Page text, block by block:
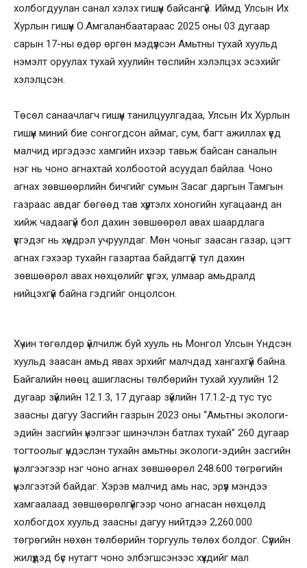
холбогдуулан санал хэлэх гишүүн байсангүй. Иймд Улсын Их
Хурлын гишүүн О.Амгаланбаатараас 2025 оны 03 дугаар
сарын 17-ны өдөр өргөн мэдүүлсэн Амьтны тухай хуульд
нэмэлт оруулах тухай хуулийн төслийн хэлэлцэх эсэхийг
хэлэлцсэн.
Төсөл санаачлагч гишүүн танилцуулгадаа, Улсын Их Хурлын
гишүүн миний бие сонгогдсон аймаг, сум, багт ажиллах үед
малчид иргэдээс хамгийн ихээр тавьж байсан саналын
нэг нь чоно агнахтай холбоотой асуудал байлаа. Чоно
агнах зөвшөөрлийн бичгийг сумын Засаг даргын Тамгын
газраас авдаг бөгөөд тав хүртэлх хоногийн хугацаанд ан
хийж чадаагүй бол дахин зөвшөөрөл авах шаардлага
үүсгэдэг нь хүндрэл учруулдаг. Мөн чоныг заасан газар, цэгт
агнах гэхээр тухайн газартаа байдаггүй тул дахин
зөвшөөрөл авах нөхцөлийг үүсгэх, улмаар амьдралд
нийцэхгүй байна гэдгийг онцолсон.
Хүчин төгөлдөр үйлчилж буй хууль нь Монгол Улсын Үндсэн
хуульд заасан амьд явах эрхийг малчдад хангахгүй байна.
Байгалийн нөөц ашигласны төлбөрийн тухай хуулийн 12
дугаар зүйлийн 12.1.3, 17 дугаар зүйлийн 17.1.2-д тус тус
заасны дагуу Засгийн газрын 2023 оны “Амьтны экологи-
эдийн засгийн үнэлгээг шинэчлэн батлах тухай” 260 дугаар
тогтоолыг үндэслэн тухайн амьтны экологи-эдийн засгийн
үнэлгээгээр нэг чоно агнах зөвшөөрөл 248.600 төгрөгийн
үнэлгээтэй байдаг. Хэрэв малчид амь нас, эрүүл мэндээ
хамгаалаад зөвшөөрөлгүйгээр чоно агнасан нөхцөлд
холбогдох хуульд заасны дагуу нийтдээ 2,260.000
төгрөгийн нөхөн төлбөрийн торгууль төлөх болдог. Сүүлийн
жилүүдэд бүс нутагт чоно элбэгшсэнээс хүүхдийг мал